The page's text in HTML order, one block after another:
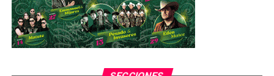
Asimismo, como parte de las campañas de canje de
armas se obtuvieron:
113 armas cortas.